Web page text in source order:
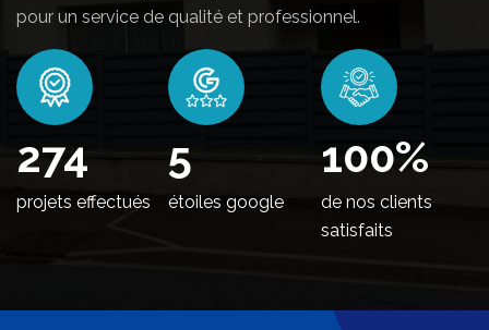
pour un service de qualité et professionnel.
332
projets effectués
5
étoiles google
100%
de nos clients
satisfaits